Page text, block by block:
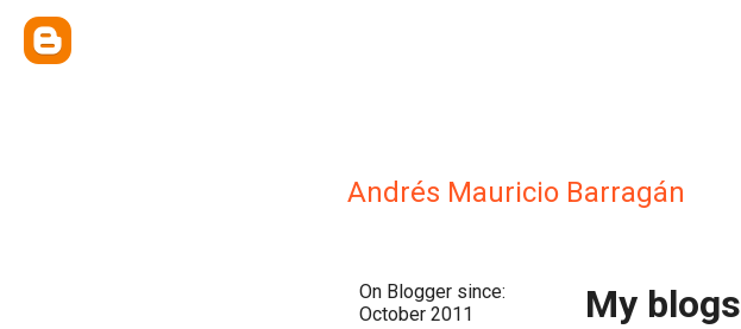
Andrés Mauricio Barragán
On Blogger since:
October 2011
My blogs